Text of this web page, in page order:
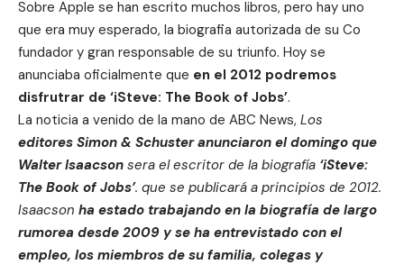
Sobre Apple se han escrito muchos libros, pero hay uno
que era muy esperado, la biografia autorizada de su Co
fundador y gran responsable de su triunfo. Hoy se
anunciaba oficialmente que en el 2012 podremos
disfrutrar de ‘iSteve: The Book of Jobs’.
La noticia a venido de la mano de ABC News, Los
editores Simon & Schuster anunciaron el domingo que
Walter Isaacson sera el escritor de la biografía ‘iSteve:
The Book of Jobs’. que se publicará a principios de 2012.
Isaacson ha estado trabajando en la biografía de largo
rumorea desde 2009 y se ha entrevistado con el
empleo, los miembros de su familia, colegas y